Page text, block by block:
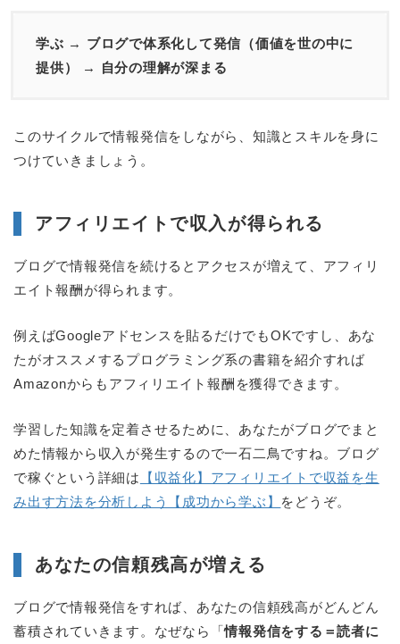
学ぶ → ブログで体系化して発信（価値を世の中に
提供）
→ 自分の理解が深まる
このサイクルで情報発信をしながら、知識とスキルを身に
つけていきましょう。
アフィリエイトで収入が得られる
ブログで情報発信を続けるとアクセスが増えて、アフィリ
エイト報酬が得られます。
例えばGoogleアドセンスを貼るだけでもOKですし、あな
たがオススメするプログラミング系の書籍を紹介すれば
Amazonからもアフィリエイト報酬を獲得できます。
学習した知識を定着させるために、あなたがブログでまと
めた情報から収入が発生するので一石二鳥ですね。ブログ
で稼ぐという詳細は
【収益化】アフィリエイトで収益を生
み出す方法を分析しよう【成功から学ぶ】 をどうぞ。
あなたの信頼残高が増える
ブログで情報発信をすれば、あなたの信頼残高がどんどん
蓄積されていきます。なぜなら「情報発信をする＝読者に